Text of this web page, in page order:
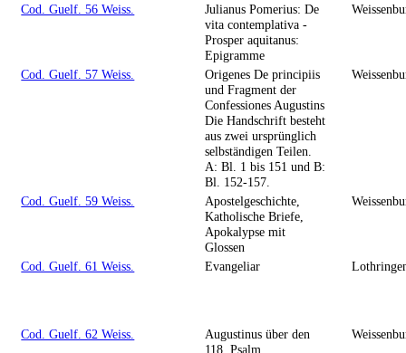
Cod. Guelf. 56 Weiss.
Julianus Pomerius: De
vita contemplativa -
Prosper aquitanus:
Epigramme
Cod. Guelf. 57 Weiss.
Origenes De principiis
und Fragment der
Confessiones Augustins
Die Handschrift besteht
aus zwei ursprünglich
selbständigen Teilen.
A: Bl. 1 bis 151 und B:
Bl. 152-157.
Cod. Guelf. 59 Weiss.
Apostelgeschichte,
Katholische Briefe,
Apokalypse mit
Glossen
Cod. Guelf. 61 Weiss. Evangeliar
Cod. Guelf. 62 Weiss.
Augustinus über den
118. Psalm